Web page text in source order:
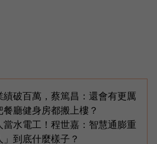
破百萬，蔡篤昌：還會有更厲
廳健身房都搬上樓？
水電工！程世嘉：智慧通膨重
到底什麼樣子？